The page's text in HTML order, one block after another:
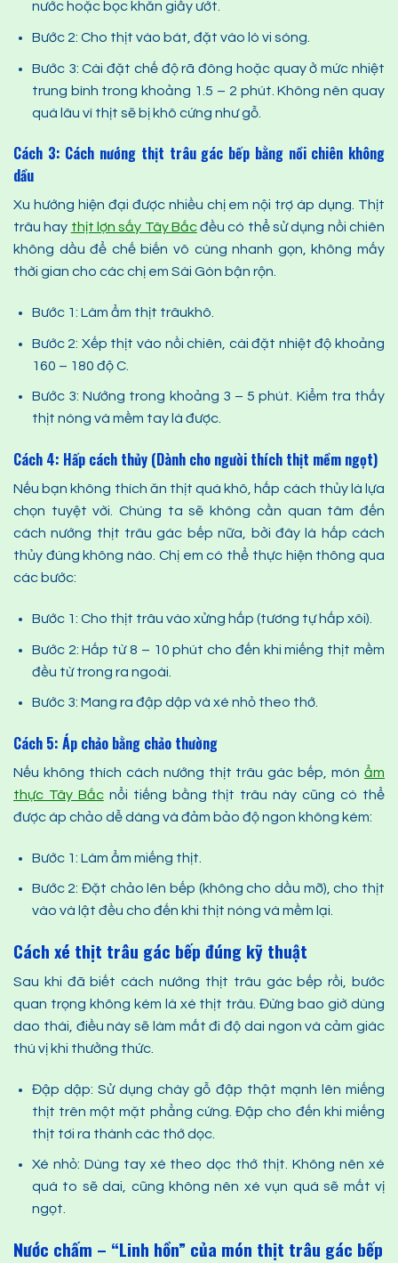
nước hoặc bọc khăn giấy ướt.
Bước 2: Cho thịt vào bát, đặt vào lò vi sóng.
Bước 3: Cài đặt chế độ rã đông hoặc quay ở mức nhiệt
trung bình trong khoảng 1.5 – 2 phút. Không nên quay
quá lâu vì thịt sẽ bị khô cứng như gỗ.
Cách 3: Cách nướng thịt trâu gác bếp bằng nồi chiên không
dầu
Xu hướng hiện đại được nhiều chị em nội trợ áp dụng. Thịt
trâu hay thịt lợn sấy Tây Bắcđều có thể sử dụng nồi chiên
không dầu để chế biến vô cùng nhanh gọn, không mấy
thời gian cho các chị em Sài Gòn bận rộn.
Bước 1: Làm ẩm thịt trâukhô.
Bước 2: Xếp thịt vào nồi chiên, cài đặt nhiệt độ khoảng
160 – 180 độ C.
Bước 3: Nướng trong khoảng 3 – 5 phút. Kiểm tra thấy
thịt nóng và mềm tay là được.
Cách 4: Hấp cách thủy (Dành cho người thích thịt mềm ngọt)
Nếu bạn không thích ăn thịt quá khô, hấp cách thủy là lựa
chọn tuyệt vời. Chúng ta sẽ không cần quan tâm đến
cách nướng thịt trâu gác bếp nữa, bởi đây là hấp cách
thủy đúng không nào. Chị em có thể thực hiện thông qua
các bước:
Bước 1: Cho thịt trâu vào xửng hấp (tương tự hấp xôi).
Bước 2: Hấp từ 8 – 10 phút cho đến khi miếng thịt mềm
đều từ trong ra ngoài.
Bước 3: Mang ra đập dập và xé nhỏ theo thớ.
Cách 5: Áp chảo bằng chảo thường
Nếu không thích cách nướng thịt trâu gác bếp, món ẩm
thực Tây Bắcnổi tiếng bằng thịt trâu này cũng có thể
được áp chảo dễ dàng và đảm bảo độ ngon không kém:
Bước 1: Làm ẩm miếng thịt.
Bước 2: Đặt chảo lên bếp (không cho dầu mỡ), cho thịt
vào và lật đều cho đến khi thịt nóng và mềm lại.
Cách xé thịt trâu gác bếp đúng kỹ thuật
Sau khi đã biết cách nướng thịt trâu gác bếp rồi, bước
quan trọng không kém là xé thịt trâu. Đừng bao giờ dùng
dao thái, điều này sẽ làm mất đi độ dai ngon và cảm giác
thú vị khi thưởng thức.
Đập dập: Sử dụng chày gỗ đập thật mạnh lên miếng
thịt trên một mặt phẳng cứng. Đập cho đến khi miếng
thịt tơi ra thành các thớ dọc.
Xé nhỏ: Dùng tay xé theo dọc thớ thịt. Không nên xé
quá to sẽ dai, cũng không nên xé vụn quá sẽ mất vị
ngọt.
Nước chấm – “Linh hồn” của món thịt trâu gác bếp